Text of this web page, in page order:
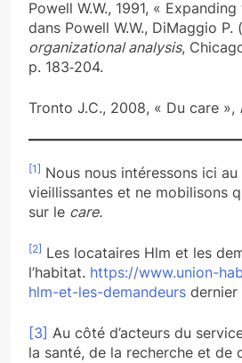
Powell W.W., 1991, «
dans Powell W.W., DiMaggio P.
organizational analysis,
p. 183‑204.
Tronto J.C., 2008, « Du care »,
[1] Nous nous intéressons ici au
vieillissantes et ne mobilisons
sur le care.
[2] Les locataires Hlm et les
l’habitat. https://www.union-
hlm-et-les-demandeurs dernier
[3] Au côté d’acteurs du
la santé, de la recherche et